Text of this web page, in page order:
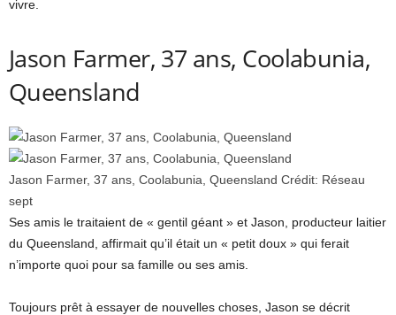
vivre.
Jason Farmer, 37 ans, Coolabunia,
Queensland
Jason Farmer, 37 ans, Coolabunia, Queensland Crédit: Réseau
sept
Ses amis le traitaient de « gentil géant » et Jason, producteur laitier
du Queensland, affirmait qu’il était un « petit doux » qui ferait
n’importe quoi pour sa famille ou ses amis.
Toujours prêt à essayer de nouvelles choses, Jason se décrit